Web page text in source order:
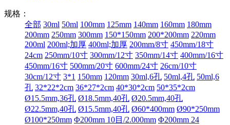
规格：
全部 30ml 50ml 100mm 125mm 140mm 160mm 180mm
200mm 250mm 300mm 150*150mm 200*200mm 220mm
200ml 200ml;加厚 400ml;加厚 200mm/8寸 450mm/18寸
24cm 250mm/10寸 300mm/12寸 350mm/14寸 400mm/16寸
450mm/16寸 500mm/20寸 600mm/24寸 26cm/10寸
30cm/12寸 3*1 150mm 120mm 30ml,6孔 50ml,4孔 50ml,6
孔 32*22*2cm 36*27*2cm 40*30*2cm 50*35*2cm
Ø15.5mm,36孔 Ø18.5mm,40孔 Ø20.5mm,40孔
Ø22.5mm,40孔 Ø15.5mm,40孔 Ø60*400mm Ø90*250mm
Ø100*250mm Φ200mm 10目/2.000mm Φ200mm 24